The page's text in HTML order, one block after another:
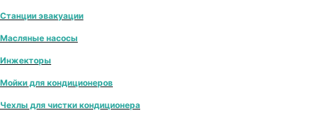
Станции эвакуации
Масляные насосы
Инжекторы
Мойки для кондиционеров
Чехлы для чистки кондиционера